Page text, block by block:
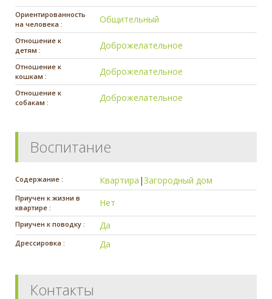
Ориентированность
на человека :
Общительный
Отношение к
детям :
Доброжелательное
Отношение к
кошкам :
Доброжелательное
Отношение к
собакам :
Доброжелательное
Воспитание
Содержание : Квартира |Загородный дом
Приучен к жизни в
квартире :
Нет
Приучен к поводку : Да
Дрессировка : Да
Контакты